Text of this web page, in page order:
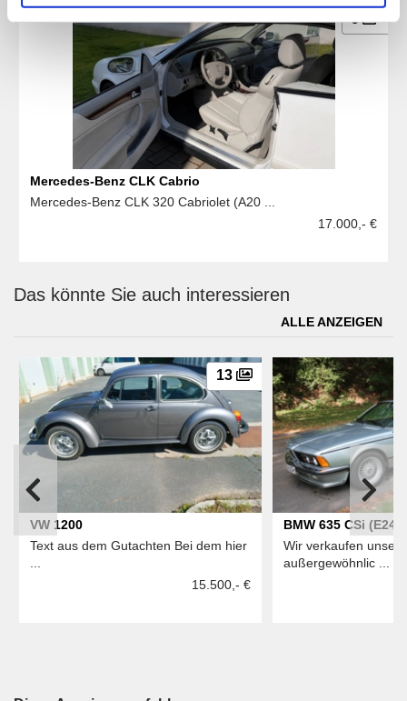
6
Mercedes-Benz CLK Cabrio
Mercedes-Benz CLK 320 Cabriolet (A20 ...
17.000,- €
Das könnte Sie auch interessieren
ALLE ANZEIGEN
13
VW 1200
Text aus dem Gutachten Bei dem hier
15.500,- €
BMW 635 CSi (E24)
Familien-Erstbesitz
– Sammlerzustand
Wir verkaufen
außergewöhnlic ...